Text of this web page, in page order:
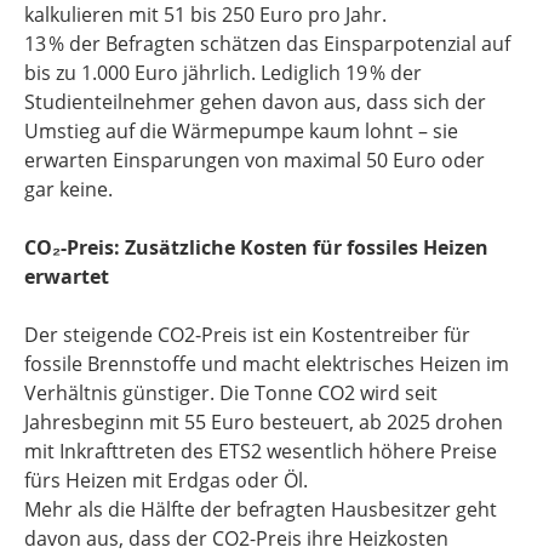
kalkulieren mit 51 bis 250 Euro pro Jahr.
13 % der Befragten schätzen das Einsparpotenzial auf
bis zu 1.000 Euro jährlich. Lediglich 19 % der
Studienteilnehmer gehen davon aus, dass sich der
Umstieg auf die Wärmepumpe kaum lohnt – sie
erwarten Einsparungen von maximal 50 Euro oder
gar keine.
CO₂-Preis: Zusätzliche Kosten für fossiles Heizen
erwartet
Der steigende CO2-Preis ist ein Kostentreiber für
fossile Brennstoffe und macht elektrisches Heizen im
Verhältnis günstiger. Die Tonne CO2 wird seit
Jahresbeginn mit 55 Euro besteuert, ab 2025 drohen
mit Inkrafttreten des ETS2 wesentlich höhere Preise
fürs Heizen mit Erdgas oder Öl.
Mehr als die Hälfte der befragten Hausbesitzer geht
davon aus, dass der CO2-Preis ihre Heizkosten